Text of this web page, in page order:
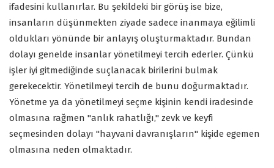
ifadesini kullanırlar. Bu şekildeki bir görüş ise bize,
insanların düşünmekten ziyade sadece inanmaya eğilimli
oldukları yönünde bir anlayış oluşturmaktadır. Bundan
dolayı genelde insanlar yönetilmeyi tercih ederler. Çünkü
işler iyi gitmediğinde suçlanacak birilerini bulmak
gerekecektir. Yönetilmeyi tercih de bunu doğurmaktadır.
Yönetme ya da yönetilmeyi seçme kişinin kendi iradesinde
olmasına rağmen "anlık rahatlığı," zevk ve keyfi
seçmesinden dolayı "hayvani davranışların" kişide egemen
olmasına neden olmaktadır.